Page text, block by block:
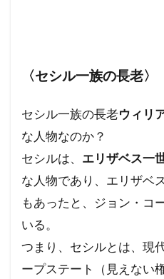
〈セシル一族の長老〉
セシル一族の長老ウィリ
な人物なのか？
セシルは、 エリザベス一
な人物であり、エリザベ
もあったと、ジョン・コ
いる。
つまり、セシルとは、現
ープステート（見えない